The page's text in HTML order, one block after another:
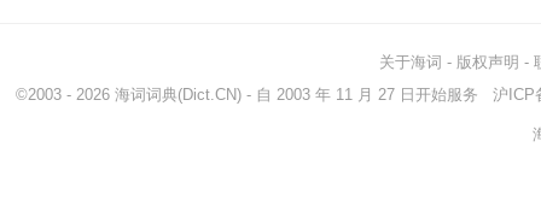
关于海词 - 版权声明 -
©2003 - 2026 海词词典(Dict.CN) - 自 2003 年 11 月 27 日开始服务 沪ICP